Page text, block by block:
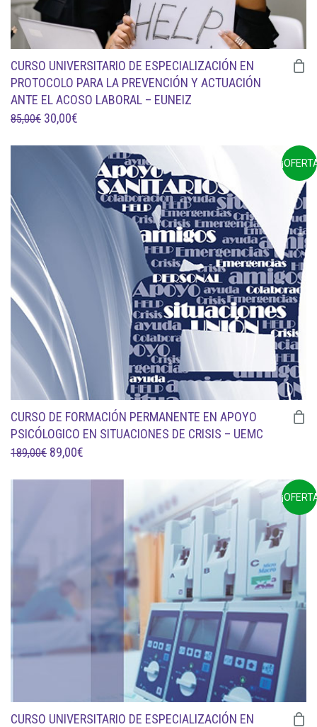
CURSO UNIVERSITARIO DE ESPECIALIZACIÓN EN
PROTOCOLO PARA LA PREVENCIÓN Y ACTUACIÓN
ANTE EL ACOSO LABORAL – EUNEIZ
85,00€ EL
30,00€
ACTUAL
ES:
30,00€.
CURSO DE FORMACIÓN PERMANENTE EN APOYO
PSICÓLOGICO EN SITUACIONES DE CRISIS – UEMC
189,00€ EL
89,00€
CURSO UNIVERSITARIO DE ESPECIALIZACIÓN EN